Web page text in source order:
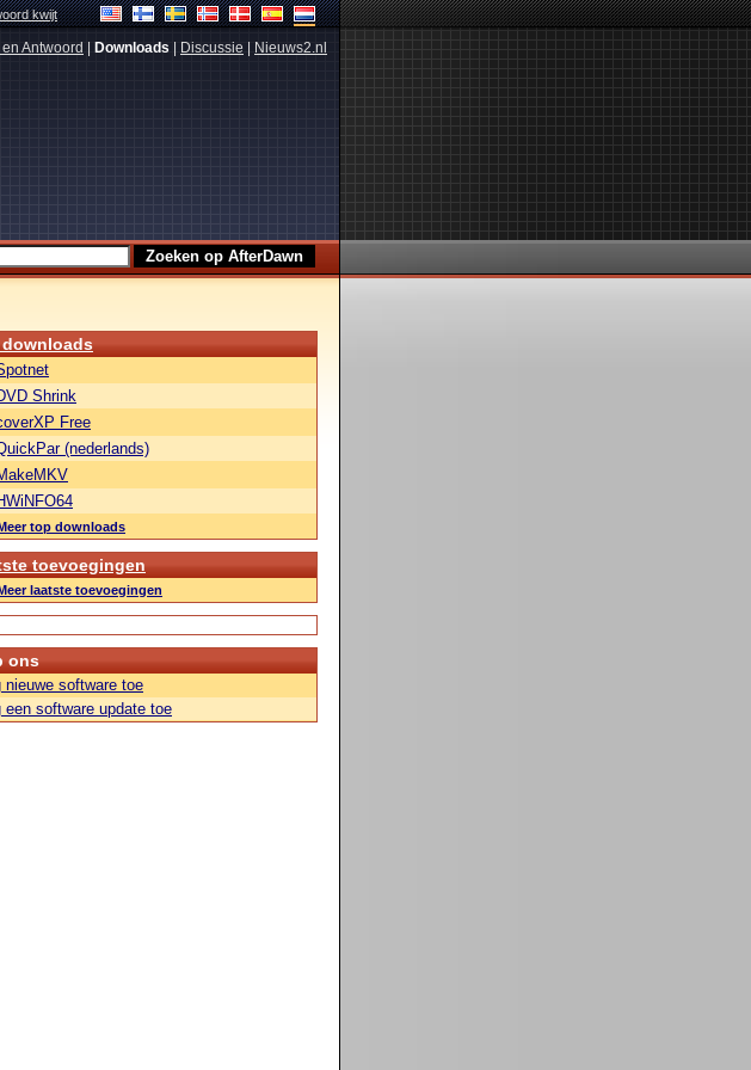
kwijt
Antwoord Downloads Discussie Nieuws2.nl
downloads
Shrink
Free
(nederlands)
top downloads
toevoegingen
laatste toevoegingen
ons
nieuwe software toe
een software update toe